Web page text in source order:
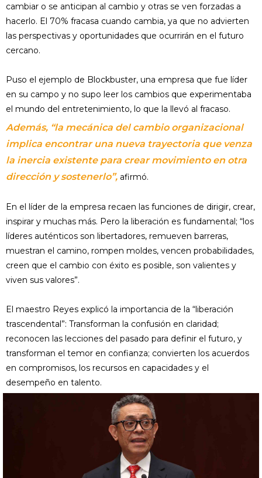
cambiar o se anticipan al cambio y otras se ven forzadas a
hacerlo. El 70% fracasa cuando cambia, ya que no advierten
las perspectivas y oportunidades que ocurrirán en el futuro
cercano.
Puso el ejemplo de Blockbuster, una empresa que fue líder
en su campo y no supo leer los cambios que experimentaba
el mundo del entretenimiento, lo que la llevó al fracaso.
Además, “la mecánica del cambio organizacional
implica encontrar una nueva trayectoria que venza
la inercia existente para crear movimiento en otra
dirección y sostenerlo”, afirmó.
En el líder de la empresa recaen las funciones de dirigir, crear,
inspirar y muchas más. Pero la liberación es fundamental; “los
líderes auténticos son libertadores, remueven barreras,
muestran el camino, rompen moldes, vencen probabilidades,
creen que el cambio con éxito es posible, son valientes y
viven sus valores”.
El maestro Reyes explicó la importancia de la “liberación
trascendental”: Transforman la confusión en claridad;
reconocen las lecciones del pasado para definir el futuro, y
transforman el temor en confianza; convierten los acuerdos
en compromisos, los recursos en capacidades y el
desempeño en talento.